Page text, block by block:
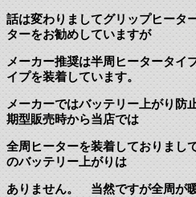
話は変わりましてグリップヒータ
ターをお勧めしていますが
メーカー推奨は半周ヒータータイ
イプを装着しています。
メーカーではバッテリー上がり防
期型販売時から当店では
全周ヒーターを装着しておりまし
のバッテリー上がりは
ありません。 当然ですが全周が